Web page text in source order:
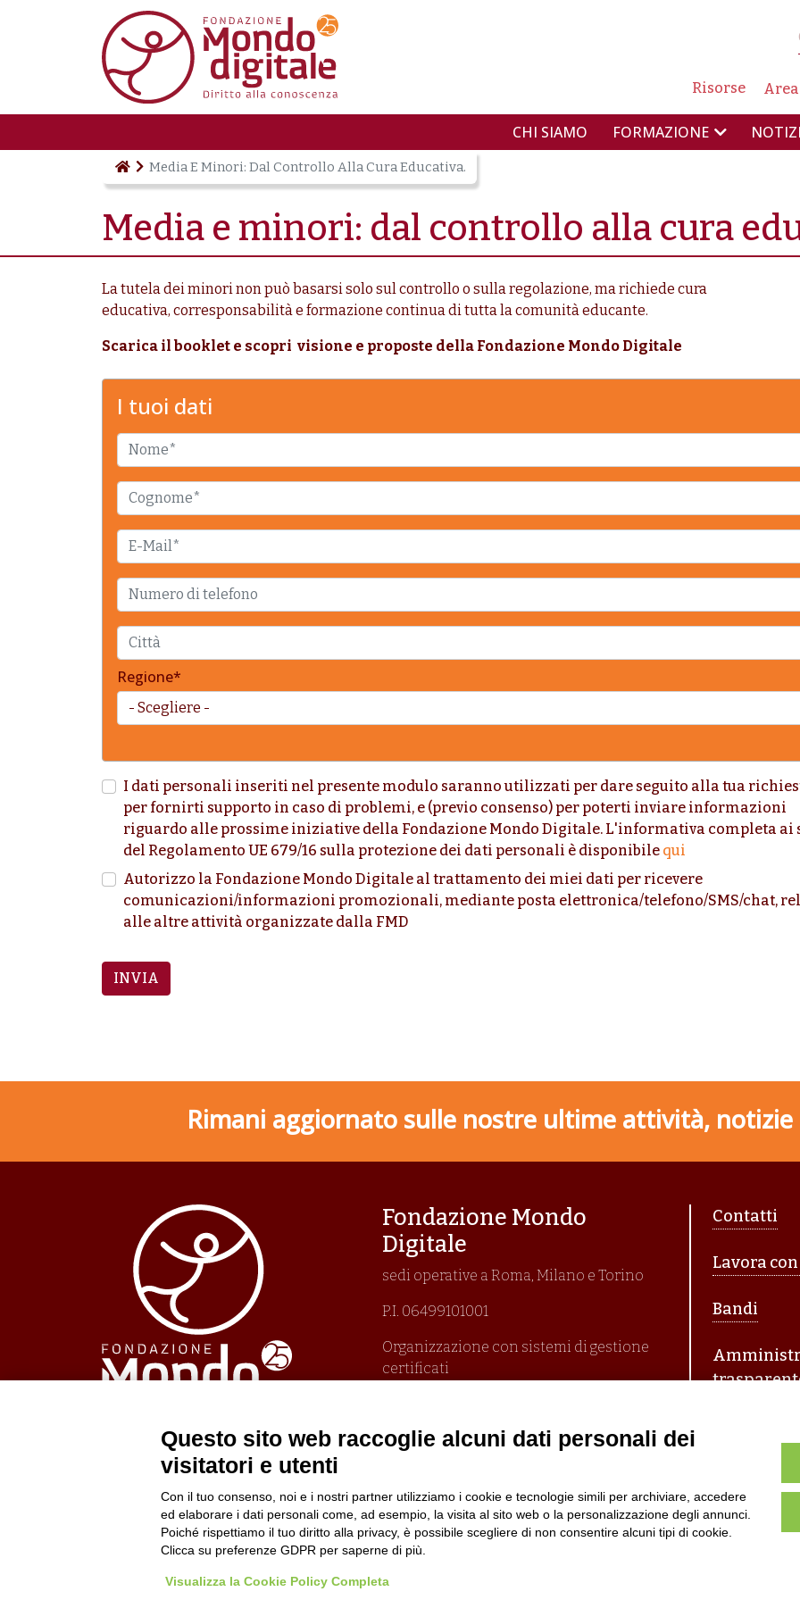
Salta al contenuto principale
Risorse
NAVIGAZIONE
CHI SIAMO FORMAZIONE
Media E Minori: Dal Controllo Alla Cura Educativa.
Media e minori: dal controllo alla cura
La tutela dei minori non può basarsi solo sul controllo o sulla regolazione, ma richiede cura
educativa, corresponsabilità e formazione continuadi tutta la comunità educante.
Scarica il booklet e scopri visione e proposte della Fondazione Mondo Digitale
I tuoi dati
Nome
Cognome
E-Mail
Numero di telefono
Città
Regione*
I dati personali inseriti nel presente modulo saranno utilizzati per dare seguito alla tua
per fornirti supporto in caso di problemi, e (previo consenso) per poterti inviare informazioni
riguardo alle prossime iniziative della Fondazione Mondo Digitale. L'informativa completa ai
del Regolamento UE 679/16 sulla protezione dei dati personali è disponibile qui
Autorizzo la Fondazione Mondo Digitale al trattamento dei miei dati per ricevere
comunicazioni/informazioni promozionali, mediante posta elettronica/telefono/SMS/chat,
alle altre attività organizzate dalla FMD
INVIA
Rimani aggiornato sulle nostre ultime attività, notizie
Fondazione Mondo
Digitale
sedi operative a Roma, Milano e Torino
P.I. 06499101001
Organizzazione con sistemi di gestione
certificati
Politica per la parità di genere
Politica antibullismo
Piè di
Contatti
Lavora
Bandi
Questo sito web raccoglie alcuni dati personali dei
visitatori e utenti
Con il tuo consenso, noi e i nostri partner utilizziamo i cookie e tecnologie simili per archiviare, accedere
ed elaborare i dati personali come, ad esempio, la visita al sito web o la personalizzazione degli annunci.
Poiché rispettiamo il tuo diritto alla privacy, è possibile scegliere di non consentire alcuni tipi di cookie.
Clicca su preferenze GDPR per saperne di più.
Visualizza la Cookie Policy Completa